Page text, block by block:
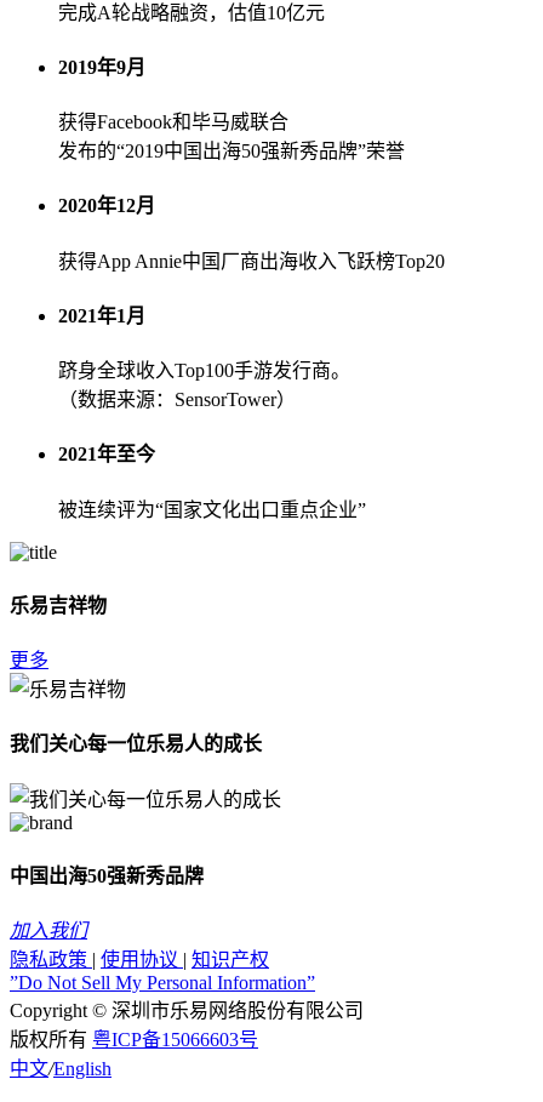
完成A轮战略融资，估值10亿元
2019年9月
获得Facebook和毕马威联合
发布的“2019中国出海50强新秀品牌”荣誉
2020年12月
获得App Annie中国厂商出海收入飞跃榜Top20
2021年1月
跻身全球收入Top100手游发行商。
（数据来源：SensorTower）
2021年至今
被连续评为“国家文化出口重点企业”
乐易吉祥物
更多
我们关心每一位乐易人的成长
中国出海50强新秀品牌
加入我们
隐私政策 | 使用协议 | 知识产权
”Do Not Sell My Personal Information”
Copyright © 深圳市乐易网络股份有限公司
版权所有 粤ICP备15066603号
中文/English